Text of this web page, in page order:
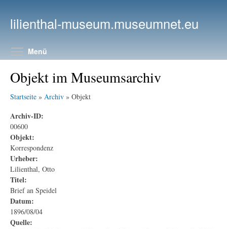
lilienthal-museum.museumnet.eu
Menü
Objekt im Museumsarchiv
Startseite » Archiv » Objekt
Archiv-ID:
00600
Objekt:
Korrespondenz
Urheber:
Lilienthal, Otto
Titel:
Brief an Speidel
Datum:
1896/08/04
Quelle: